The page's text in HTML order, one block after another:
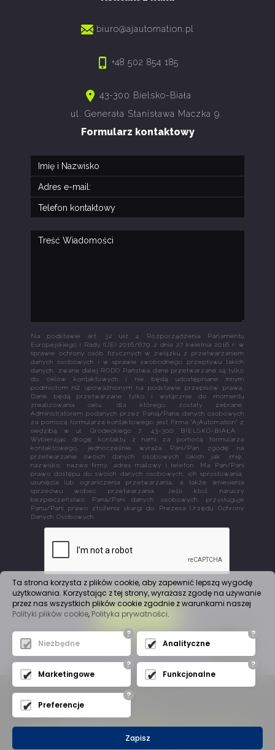
biuro@ajautomation.pl
+48 502 854 185
43-300 Bielsko-Biała
ul. Generała Stanisława Maczka 9
Formularz kontaktowy
Na podstawie art. 32 ust 4 Rozporządzenia Parlamentu
Europejskiego i Rady (UE) 2016/679 z dnia 27 kwietnia 2016 r. w
sprawie ochrony osób fizycznych w związku z przetwarzaniem
danych osobowych i w sprawie swobodnego przepływu takich
danych, zwane dalej RODO Państwa dane przetwarzane są tylko
do celów kontaktowych i nie będą udostępniane innym
podmiotom niż upoważnionym na podstawie przepisów prawa.
Dane będą przetwarzane tylko i wyłącznie do momentu
zrealizowania celu, dla którego zostały zebrane.
Administratorem podanych przez Panią/Pana danych osobowych
za pomocą formularza kontaktowego jest Firma "AjAutomation" z
siedzibą w ul. Grodeckiego 7, 43-300 BIELSKO-BIAŁA .
Wybierając drogę kontaktu z nami za pomocą formularza
kontaktowego, jednocześnie wyraża Pani/Pan zgodę na
przetwarzanie swoich danych osobowych takich jak: imię,
nazwisko, nazwa firmy, adres mailowy i telefon. Ma Pan/Pani
prawo dostępu do swoich danych osobowych, ich sprostowania,
usunięcia lub ograniczenia przetwarzania, a także wniesienia
sprzeciwu wobec przetwarzania. Jeśli ktoś naruszy
bezpieczeństwo Pana/Pani danych osobowych, przysługuje
Panu/Pani prawo złożenia skargi do Prezesa Urzędu Ochrony
Danych Osobowych.
WYŚLIJ
(C) 2019AJAutomation- Wszelkie Prawa Zastrzeżone
Ta strona korzysta z plików cookie, aby zapewnić lepszą wygodę
użytkowania. Korzystając z tej strony, wyrażasz zgodę na używanie
przez nas wszystkich plików cookie zgodnie z warunkami naszej
Polityki plików cookie, Polityka prywatności.
?
Niezbędne
?
Analityczne
?
Marketingowe
?
Funkcjonalne
?
Preferencje
Zapisz